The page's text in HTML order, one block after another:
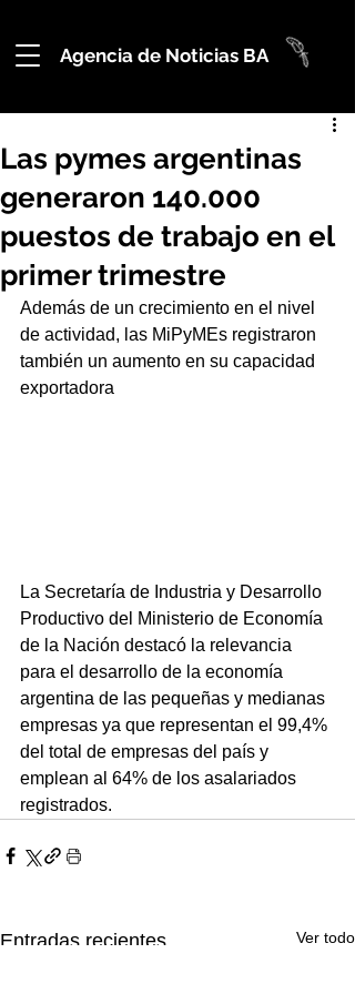
Agencia de Noticias BA
Las pymes argentinas
generaron 140.000
puestos de trabajo en el
primer trimestre
Además de un crecimiento en el nivel
de actividad, las MiPyMEs registraron
también un aumento en su capacidad
exportadora
La Secretaría de Industria y Desarrollo
Productivo del Ministerio de Economía
de la Nación destacó la relevancia
para el desarrollo de la economía
argentina de las pequeñas y medianas
empresas ya que representan el 99,4%
del total de empresas del país y
emplean al 64% de los asalariados
registrados.
Entradas recientes Ver todo